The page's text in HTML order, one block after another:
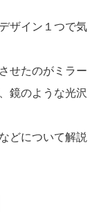
ザイン１つで気
せたのがミラー
鏡のような光沢
どについて解説